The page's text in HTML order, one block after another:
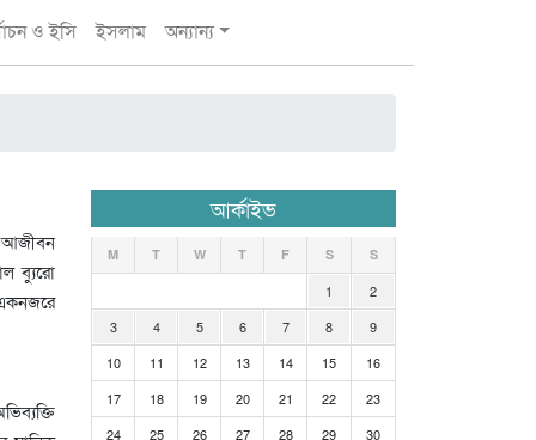
ও ইসি ইসলাম অন্যান্য
আজীবন
ব্যুরো
আর্কাইভ
M T W T F S S
1
2
3
4 5 6 7 8
9
10
11 12 13 14 15
16
17
18 19 20 21 22
23
24
25 26 27 28 29
30